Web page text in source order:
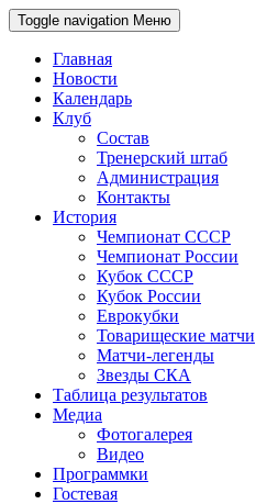
Toggle navigation Меню
Главная
Новости
Календарь
Клуб
Состав
Тренерский штаб
Администрация
Контакты
История
Чемпионат СССР
Чемпионат России
Кубок СССР
Кубок России
Еврокубки
Товарищеские матчи
Матчи-легенды
Звезды СКА
Таблица результатов
Медиа
Фотогалерея
Видео
Программки
Гостевая